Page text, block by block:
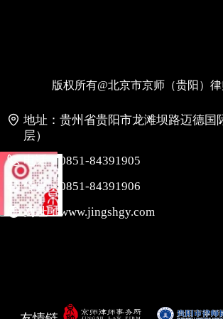
版权所有@北京市京师（贵阳）
地址： 贵州省贵阳市龙滩坝路迈德国
层）
电话： 0851-84391905
传真： 0851-84391906
网址： www.jingshgy.com